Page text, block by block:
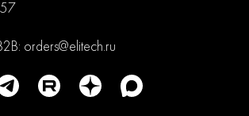
orders@elitech.ru